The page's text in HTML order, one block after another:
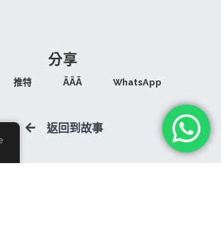
分享
推特 ǞǞǞ WhatsApp
返回到故事